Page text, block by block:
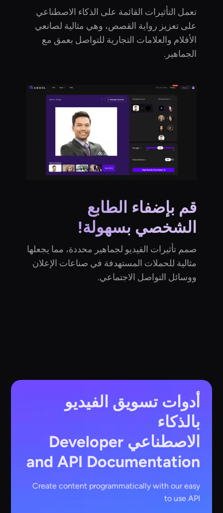
تعمل التأثيرات القائمة على الذكاء الاصطناعي
على تعزيز رواية القصص، وهي مثالية لصانعي
الأفلام والعلامات التجارية للتواصل بعمق مع
الجماهير.
قم بإضفاء الطابع
الشخصي بسهولة!
صمم تأثيرات الفيديو لجماهير محددة، مما يجعلها
مثالية للحملات المستهدفة في صناعات الإعلان
ووسائل التواصل الاجتماعي.
أدوات تسويق الفيديو
بالذكاء
الاصطناعي Developer
and API Documentation
Create content programmatically with our easy
to use API